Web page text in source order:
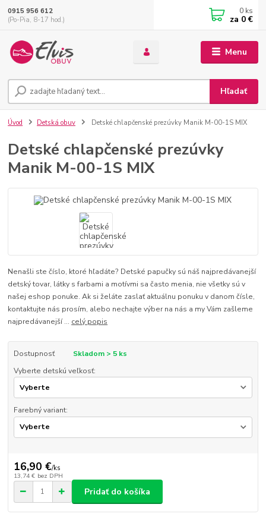
Menu
Hľadať
0915 956 612
(Po-Pia, 8-17 hod.)
0 ks
za 0 €
Úvod Detská obuv Detské chlapčenské prezúvky Manik M-00-1S MIX
Detské chlapčenské prezúvky
Manik M-00-1S MIX
Nenašli ste číslo, ktoré hľadáte? Detské papučky sú náš najpredávanejší
detský tovar, látky s farbami a motívmi sa často menia, nie všetky sú v
našej eshop ponuke. Ak si želáte zaslať aktuálnu ponuku v danom čísle,
kontaktujte nás prosím, alebo nechajte výber na nás a my Vám zašleme
najpredávanejší ... celý popis
Dostupnosť
Skladom > 5 ks
Vyberte detskú veľkosť:
Farebný variant:
16,90 €/ks
13,74 € bez DPH
Pridať do košíka